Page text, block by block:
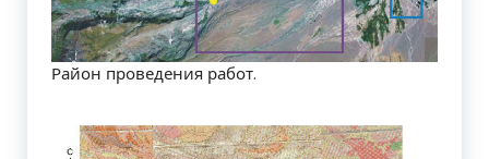
Район проведения работ.